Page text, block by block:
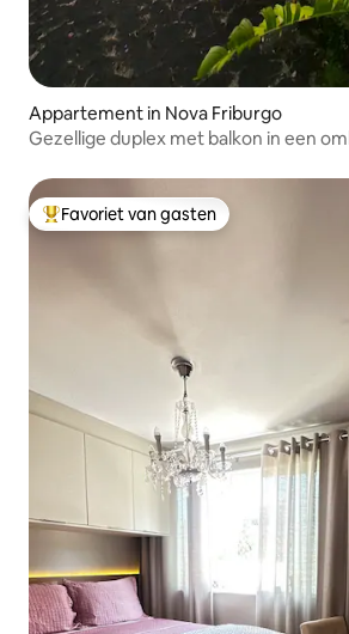
Appartement in Nova Friburgo
Gezellige duplex met balkon in een
Topfavoriet van gasten
Favoriet van gasten